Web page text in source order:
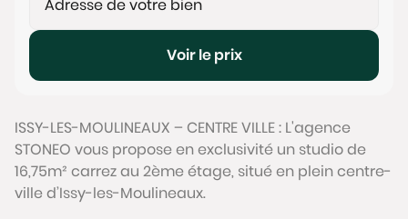
Voir le prix
ISSY-LES-MOULINEAUX – CENTRE VILLE : L'agence
STONEO vous propose en exclusivité un studio de
16,75m² carrez au 2ème étage, situé en plein centre-
ville d’Issy-les-Moulineaux.